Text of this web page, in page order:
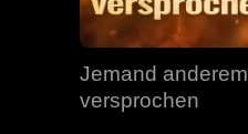
Jemand anderem
versprochen